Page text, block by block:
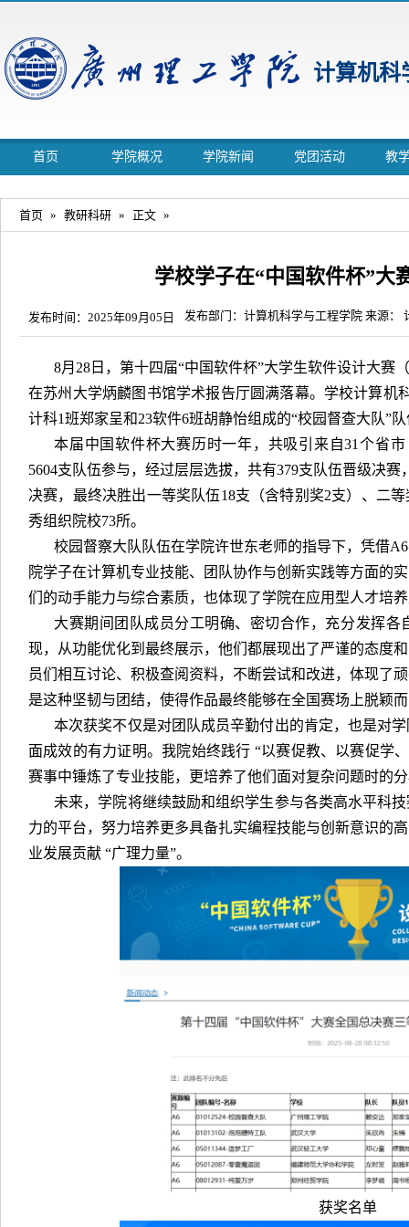
计算机科
首页 学院概况 学院新闻 党团活动 教
首页 » 教研科研 » 正文 »
学校学子在“中国软件杯”大
发布时间：2025年09月05日 发布部门：计算机科学与工程学院 来源：
8月28日，第十四届“中国软件杯”大学生软件设计大赛
在苏州大学炳麟图书馆学术报告厅圆满落幕。学校计算机
计科1班郑家呈和23软件6班胡静怡组成的“校园督查大队”
本届中国软件杯大赛历时一年，共吸引来自31个省
5604支队伍参与，经过层层选拔，共有379支队伍晋级决
决赛，最终决胜出一等奖队伍18支（含特别奖2支）、二
秀组织院校73所。
校园督察大队队伍在学院许世东老师的指导下，凭借
院学子在计算机专业技能、团队协作与创新实践等方面的
们的动手能力与综合素质，也体现了学院在应用型人才培
大赛期间团队成员分工明确、密切合作，充分发挥
现，从功能优化到最终展示，他们都展现出了严谨的态度
员们相互讨论、积极查阅资料，不断尝试和改进，体现了
是这种坚韧与团结，使得作品最终能够在全国赛场上脱颖
本次获奖不仅是对团队成员辛勤付出的肯定，也是对
面成效的有力证明。我院始终践行 “以赛促教、以赛促学
赛事中锤炼了专业技能，更培养了他们面对复杂问题时的
未来，学院将继续鼓励和组织学生参与各类高水平科
力的平台，努力培养更多具备扎实编程技能与创新意识的
业发展贡献 “广理力量”。
获奖名单